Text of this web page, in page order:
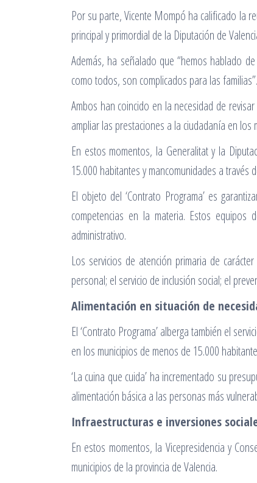
Por su parte, Vicente Mompó ha calificado la
principal y primordial de la Diputación de
Además, ha señalado que “hemos hablado
como todos, son complicados para las familias”.
Ambos han coincido en la necesidad de
ampliar las prestaciones a la ciudadanía en
En estos momentos, la Generalitat y la
15.000 habitantes y mancomunidades a través
El objeto del ‘Contrato Programa’ es
competencias en la materia. Estos
administrativo.
Los servicios de atención primaria de
personal; el servicio de inclusión social; el
Alimentación en situación de
El ‘Contrato Programa’ alberga también el
en los municipios de menos de 15.000
‘La cuina que cuida’ ha incrementado su
alimentación básica a las personas más
Infraestructuras e inversiones
En estos momentos, la Vicepresidencia y
municipios de la provincia de Valencia.